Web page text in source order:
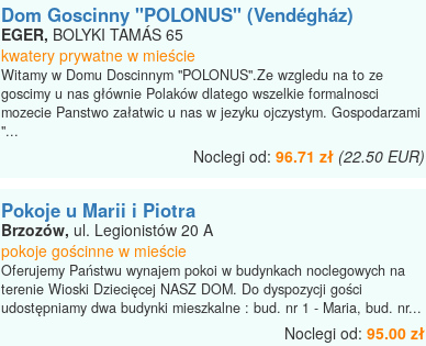
Dom Goscinny "POLONUS" (Vendégház)
EGER, BOLYKI TAMÁS 65
kwatery prywatne w mieście
Witamy w Domu Doscinnym "POLONUS".Ze wzgledu na to ze
goscimy u nas głównie Polaków dlatego wszelkie formalnosci
mozecie Panstwo załatwic u nas w jezyku ojczystym. Gospodarzami
"...
Noclegi od: 96.71 zł (22.50 EUR)
Pokoje u Marii i Piotra
Brzozów, ul. Legionistów 20 A
pokoje gościnne w mieście
Oferujemy Państwu wynajem pokoi w budynkach noclegowych na
terenie Wioski Dziecięcej NASZ DOM. Do dyspozycji gości
udostępniamy dwa budynki mieszkalne : bud. nr 1 - Maria, bud. nr...
Noclegi od: 95.00 zł